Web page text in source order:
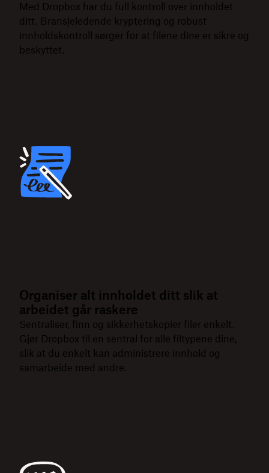
Med Dropbox har du full kontroll over innholdet
ditt. Bransjeledende kryptering og robust
innholdskontroll sørger for at filene dine er sikre og
beskyttet.
Organiser alt innholdet ditt slik at
arbeidet går raskere
Sentraliser, finn og sikkerhetskopier filer enkelt.
Gjør Dropbox til en sentral for alle filtypene dine,
slik at du enkelt kan administrere innhold og
samarbeide med andre.